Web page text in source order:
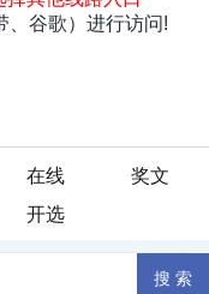
在线
奖文
开选